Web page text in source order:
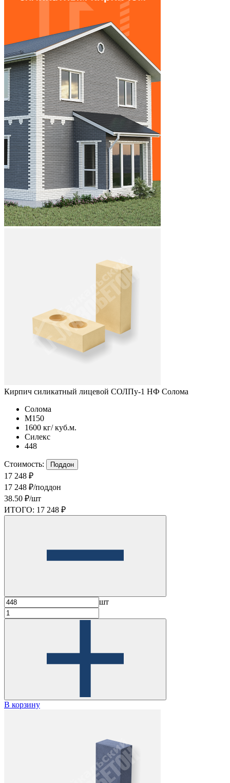
Кирпич силикатный лицевой СОЛПу-1 НФ Солома
Солома
М150
1600 кг/ куб.м.
Силекс
448
Стоимость: Поддон
17 248 ₽
17 248 ₽/поддон
38.50 ₽/шт
ИТОГО: 17 248 ₽
шт
В корзину